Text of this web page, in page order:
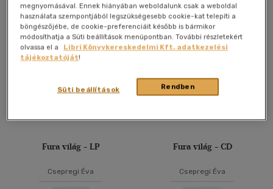
20 db / oldal
40 db / oldal
Alkalmaz
Összesen3db
Fura világ - LP
Csepregi Éva
Fura világ - CD
Csepregi Éva
megnyomásával. Ennek hiányában weboldalunk csak a weboldal
használata szempontjából legszükségesebb cookie-kat telepíti a
böngészőjébe, de cookie-preferenciáit később is bármikor
módosíthatja a Süti beállítások menüpontban. További részletekért
olvassa el a
Libri Könyvkereskedelmi Kft. adatkezelési
tájékoztatóját!
Rendben
Süti beállítások